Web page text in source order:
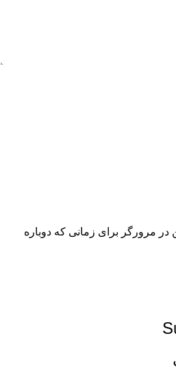
در مرورگر برای زمانی که دوباره